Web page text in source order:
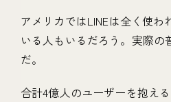
アメリカではLINEは全く使わ
いる人もいるだろう。実際の
だ。
合計4億人のユーザーを抱え